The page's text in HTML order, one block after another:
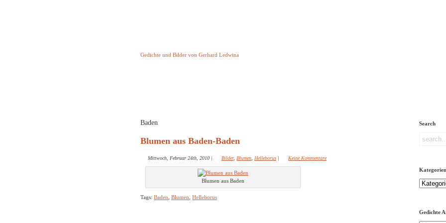
Gedichte und Bilder von Gerhard Ledwina
Baden
Blumen aus Baden-Baden
Mittwoch, Februar 24th, 2010 | Bilder, Blumen Helleborus | Keine Kommentare
Blumen aus Baden
Tags: Baden Blumen Helleborus
Search
Kategorien
Kategorien
Gedichte